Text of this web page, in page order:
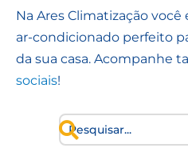
Na Ares Climatização
ar-condicionado perfeito
da sua casa. Acompanhe
sociais!